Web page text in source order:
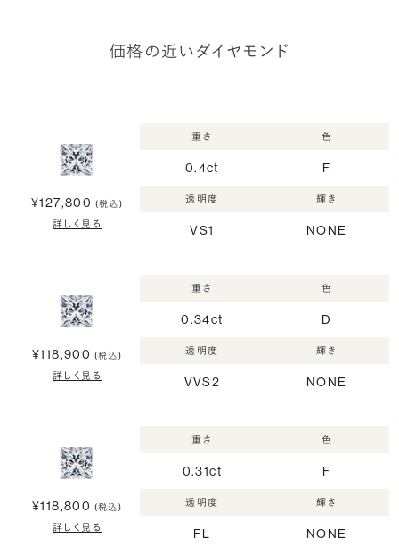
価格の近いダイヤモンド
¥127,800 (税込)
詳しく見る
重さ
0.4ct
色
F
透明度
VS1
輝き
NONE
¥118,900 (税込)
詳しく見る
重さ
0.34ct
色
D
透明度
VVS2
輝き
NONE
¥118,800 (税込)
詳しく見る
重さ
0.31ct
色
F
透明度
FL
輝き
NONE